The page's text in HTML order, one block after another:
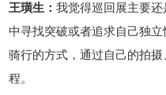
王璜生：我觉得巡回展主要
中寻找突破或者追求自己独
骑行的方式，通过自己的拍
程。